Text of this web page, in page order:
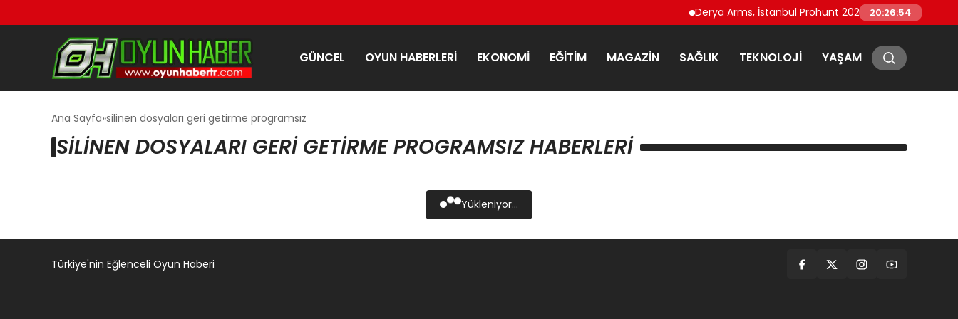
Derya Arms, İstanbul Prohunt 2026’da yeni nesil
20:26:54
GÜNCEL OYUN HABERLERI EKONOMI EĞITIM MAGAZIN SAĞLIK TEKNOLOJI YAŞAM
Ana Sayfa silinen dosyaları geri getirme programsız
SILINEN DOSYALARI GERI GETIRME PROGRAMSIZ HABERLERI
Yükleniyor...
Türkiye'nin Eğlenceli Oyun Haberi